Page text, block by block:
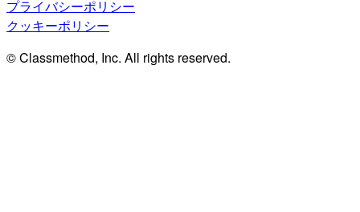
プライバシーポリシー
クッキーポリシー
© Classmethod, Inc. All rights reserved.